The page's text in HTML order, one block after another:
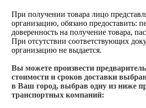
При получении товара лицо
организацию, обязано предоставить:
доверенность на получение товара,
При отсутствии соответствующих
организацию не выдается.
Вы можете произвести
стоимости и сроков доставки
в Ваш город, выбрав одну из ниже
транспортных компаний: